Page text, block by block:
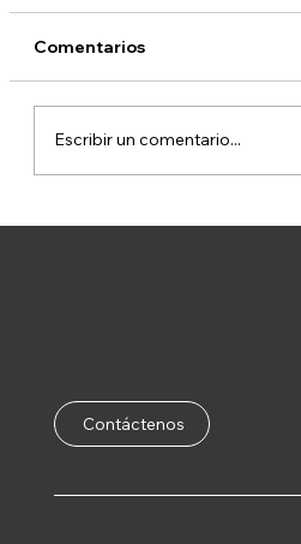
Contáctenos
Tenemos Que
Comentarios
Escribir un comentario...